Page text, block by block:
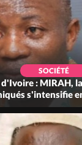
SOCIÉTÉ
: MIRAH,
s'intensifie